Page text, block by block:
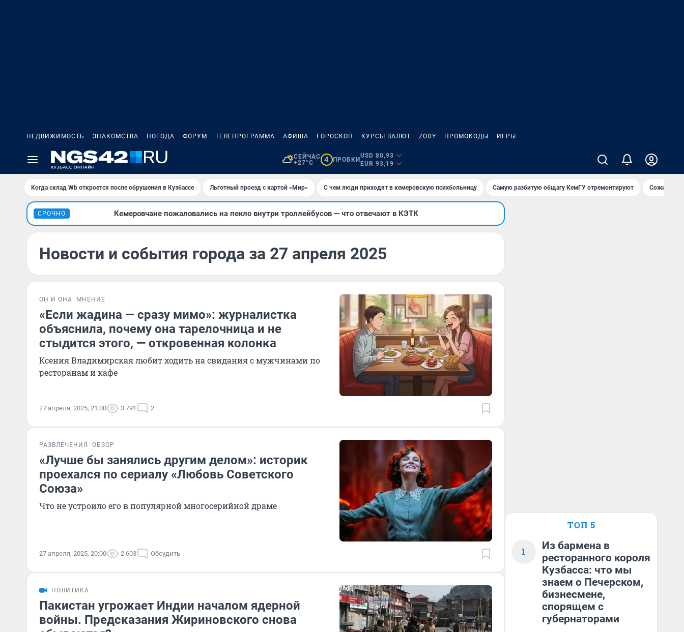
НЕДВИЖИМОСТЬ ЗНАКОМСТВА ПОГОДА ФОРУМ ТЕЛЕПРОГРАММА АФИША ГОРОСКОП КУРСЫ ВАЛЮТ ZODY ПРОМОКОДЫ ИГРЫ
СЕЙЧАС
+27°C
4 ПРОБКИ
USD 80,93
EUR 93,19
Когда склад Wb откроется после обрушения в Кузбассе Льготный проезд с картой «Мир» С чем люди приходят в кемеровскую психбольницу Самую разбитую общагу КемГУ отремонтируют
СРОЧНО Кемеровчане пожаловались на пекло внутри троллейбусов — что отвечают в КЭТК
Новости и события города за 27 апреля 2025
ОН И ОНА МНЕНИЕ
«Если жадина — сразу мимо»: журналистка
объяснила, почему она тарелочница и не
стыдится этого, — откровенная колонка
Ксения Владимирская любит ходить на свидания с мужчинами по
ресторанам и кафе
27 апреля, 2025, 21:00 3 791 2
РАЗВЛЕЧЕНИЯ ОБЗОР
«Лучше бы занялись другим делом»: историк
проехался по сериалу «Любовь Советского
Союза»
Что не устроило его в популярной многосерийной драме
27 апреля, 2025, 20:00 2 603 Обсудить
ПОЛИТИКА
Пакистан угрожает Индии началом ядерной
войны. Предсказания Жириновского снова
ТОП 5
1
Из бармена в
ресторанного короля
Кузбасса: что мы
знаем о Печерском,
бизнесмене,
спорящем с
губернаторами